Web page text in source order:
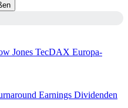
Jones TecDAX Europa-
Earnings Dividenden